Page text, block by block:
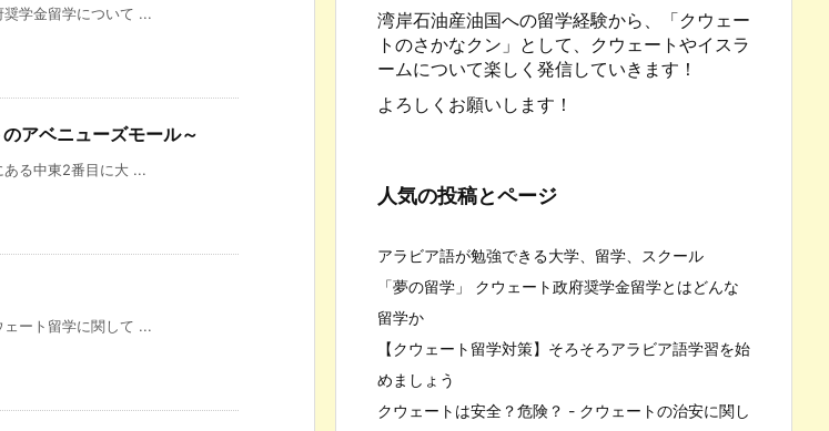
学金留学について ...
アベニューズモール～
る中東2番目に大 ...
ート留学に関して ...
湾岸石油産油国への留学経験から、「クウェー
トのさかなクン」として、クウェートやイスラ
ームについて楽しく発信していきます！
よろしくお願いします！
人気の投稿とページ
アラビア語が勉強できる大学、留学、スクール
「夢の留学」 クウェート政府奨学金留学とはどんな
留学か
【クウェート留学対策】そろそろアラビア語学習を始
めましょう
クウェートは安全？危険？ - クウェートの治安に関し